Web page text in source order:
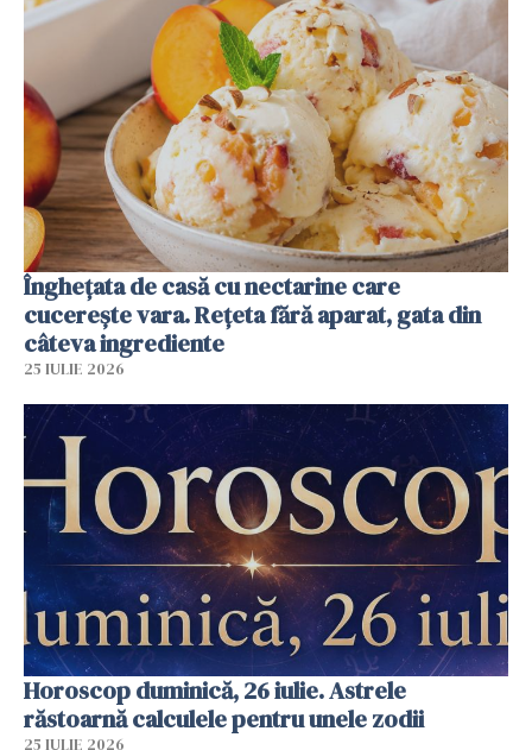
Înghețata de casă cu nectarine care
cucerește vara. Rețeta fără aparat, gata din
câteva ingrediente
25 IULIE 2026
Horoscop duminică, 26 iulie. Astrele
răstoarnă calculele pentru unele zodii
25 IULIE 2026